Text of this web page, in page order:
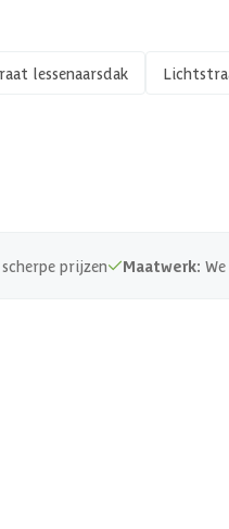
lessenaarsdak
prijzen Maatwerk: